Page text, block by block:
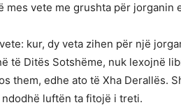
vete me grushta për jorganin
kur, dy veta zihen për një
të Ditës Sotshëme, nuk lexojnë
them, edhe ato të Xha Derallës.
luftën ta fitojë i treti.